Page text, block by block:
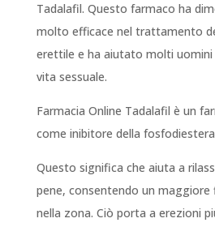
Tadalafil. Questo farmaco ha
molto efficace nel trattamento
erettile e ha aiutato molti uomini
vita sessuale.
Farmacia Online Tadalafil è un
come inibitore della
Questo significa che aiuta a
pene, consentendo un maggiore
nella zona. Ciò porta a erezioni